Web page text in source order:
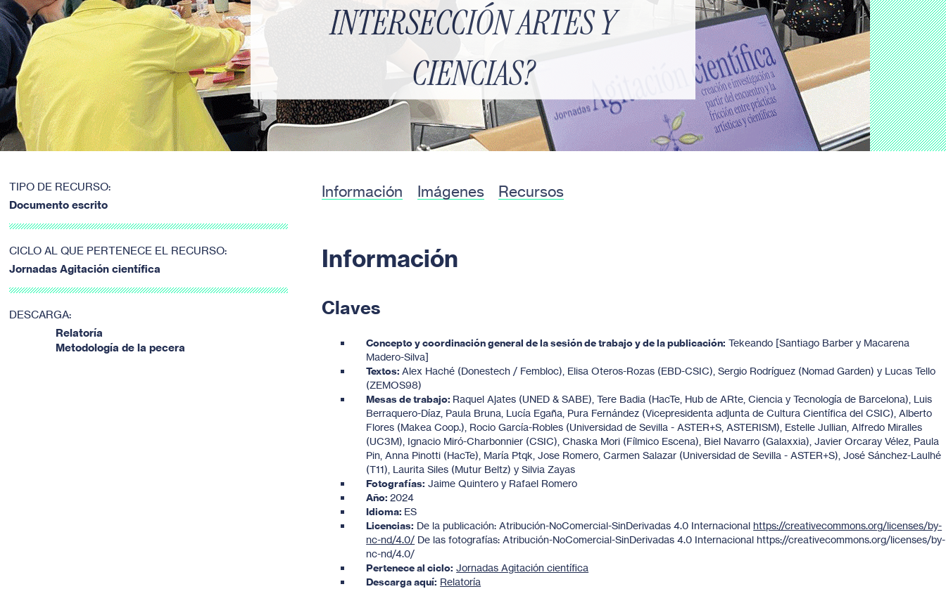
INTERSECCIÓN ARTES Y
CIENCIAS?
TIPO DE RECURSO:
Documento escrito
CICLO AL QUE PERTENECE EL RECURSO:
Jornadas Agitación científica
DESCARGA:
Relatoría
Metodología de la pecera
Información Imágenes Recursos
Información
Claves
Concepto y coordinación general de la sesión de trabajo y de la publicación: Tekeando [Santiago Barber y Macarena
Madero-Silva]
Textos:Alex Haché (Donestech / Fembloc), Elisa Oteros-Rozas (EBD-CSIC), Sergio Rodríguez (Nomad Garden) y Lucas Tello
(ZEMOS98)
Mesas de trabajo: Raquel Ajates (UNED & SABE), Tere Badia (HacTe, Hub de ARte, Ciencia y Tecnología de Barcelona), Luis
Berraquero-Díaz, Paula Bruna, Lucía Egaña, Pura Fernández (Vicepresidenta adjunta de Cultura Científica del CSIC), Alberto
Flores (Makea Coop.), Rocio García-Robles (Universidad de Sevilla - ASTER+S, ASTERISM), Estelle Jullian, Alfredo Miralles
(UC3M), Ignacio Miró-Charbonnier (CSIC), Chaska Mori (Fílmico Escena), Biel Navarro (Galaxxia), Javier Orcaray Vélez, Paula
Pin, Anna Pinotti (HacTe), María Ptqk, Jose Romero, Carmen Salazar (Universidad de Sevilla - ASTER+S), José Sánchez-Laulhé
(T11), Laurita Siles (Mutur Beltz) y Silvia Zayas
Fotografías: Jaime Quintero y Rafael Romero
Año:2024
Idioma: ES
Licencias: De la publicación: Atribución-NoComercial-SinDerivadas 4.0 Internacionalhttps://creativecommons.org/licenses/by-
nc-nd/4.0/ De las fotografías: Atribución-NoComercial-SinDerivadas 4.0 Internacional https://creativecommons.org/licenses/by-
nc-nd/4.0/
Pertenece al ciclo: Jornadas Agitación científica
Descarga aquí: Relatoría